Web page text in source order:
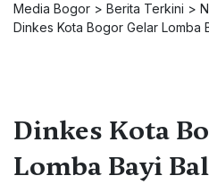
Media Bogor > Berita Terkini >
Dinkes Kota Bogor Gelar Lomba
Dinkes Kota
Lomba Bayi